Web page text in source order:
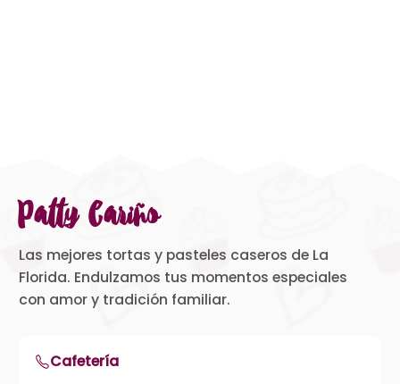
Patty Cariño
Las mejores tortas y pasteles caseros de La
Florida. Endulzamos tus momentos especiales
con amor y tradición familiar.
Cafetería